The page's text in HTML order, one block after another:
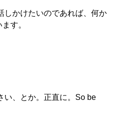
しかけたいのであれば、何か
す。
い、とか。正直に。So be